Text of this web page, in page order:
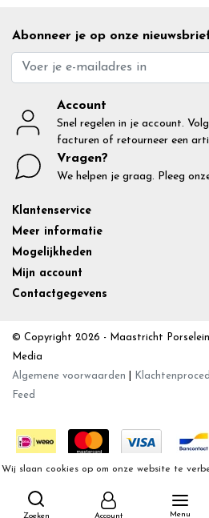
Abonneer je op onze
Account
Snel regelen in je account.
facturen of retourneer een
Vragen?
We helpen je graag. Pleeg
Klantenservice
Meer informatie
Mogelijkheden
Mijn account
Contactgegevens
© Copyright 2026 - Maastricht
Media
Algemene voorwaarden
Feed
Zoeken Account Menu
Wij slaan cookies op om onze website te
Meer